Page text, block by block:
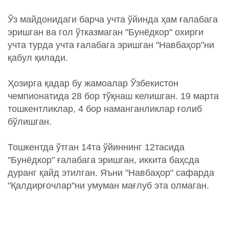
Ўз майдонидаги барча учта ўйинда ҳам ғалабага
эришган ва гол ўтказмаган "Бунёдкор" охирги
учта турда учта ғалабага эришган "Навбаҳор"ни
қабул қилади.
Ҳозирга қадар бу жамоалар Ўзбекистон
чемпионатида 28 бор тўқнаш келишган. 19 марта
тошкентликлар, 4 бор наманганликлар ғолиб
бўлишган.
Тошкентда ўтган 14та ўйиннинг 12тасида
"Бунёдкор" ғалабага эришган, иккита баҳсда
дуранг қайд этилган. Яъни "Навбаҳор" сафарда
"Қалдирғочлар"ни умуман мағлуб эта олмаган.